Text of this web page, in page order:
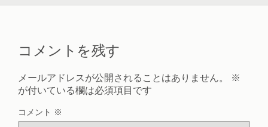
コメントを残す
メールアドレスが公開されることはありません。
※
が付いている欄は必須項目です
コメント ※